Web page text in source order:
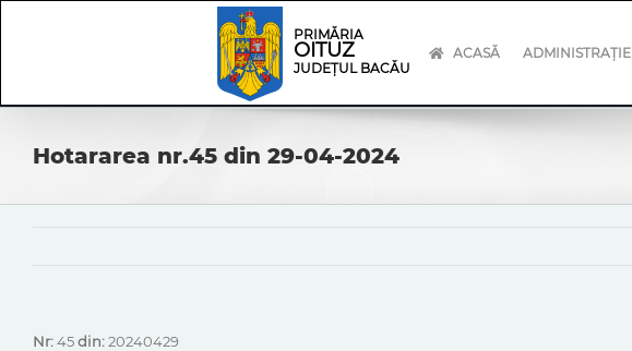
PRIMĂRIA
OITUZ
JUDEȚUL BACĂU
ACASĂ ADMINISTRAȚIE
Hotararea nr.45 din 29-04-2024
Nr:45din:20240429